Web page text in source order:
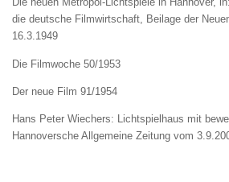
die deutsche Filmwirtschaft, Beilage der
16.3.1949
Die Filmwoche 50/1953
Der neue Film 91/1954
Hans Peter Wiechers: Lichtspielhaus mit
Hannoversche Allgemeine Zeitung vom